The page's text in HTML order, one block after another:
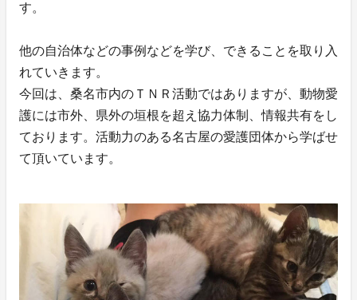
す。
他の自治体などの事例などを学び、できることを取り入
れていきます。
今回は、桑名市内のＴＮＲ活動ではありますが、動物愛
護には市外、県外の垣根を超え協力体制、情報共有をし
ております。活動力のある名古屋の愛護団体から学ばせ
て頂いています。